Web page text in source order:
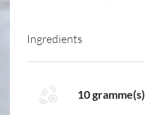
Ingredients
10 gramme(s)